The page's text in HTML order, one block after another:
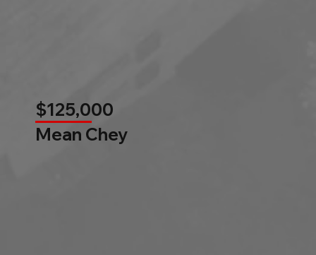
$125,000
Mean Chey